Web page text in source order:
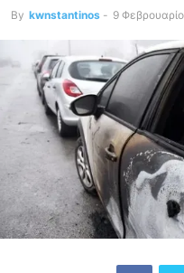
By kwnstantinos - 9